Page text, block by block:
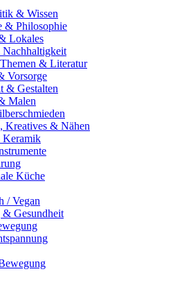
& Wissen
& Philosophie
Lokales
& Literatur
Vorsorge
& Gestalten
Malen
Kreatives & Nähen
Küche
/ Vegan
& Gesundheit